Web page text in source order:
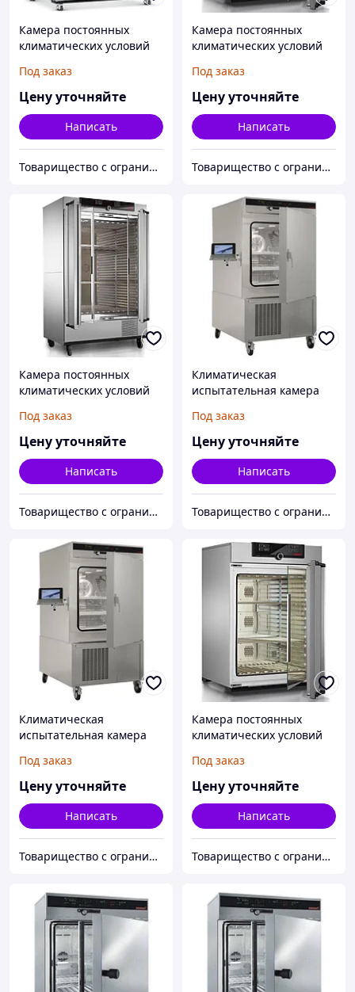
Камера постоянных
климатических условий
Memmert HPP1060
Под заказ
Цену уточняйте
Написать
Товарищество с ограниченной ответственностью "Alpha Plus"
Камера постоянных
климатических условий
Memmert HPP110
Под заказ
Цену уточняйте
Написать
Товарищество с ограниченной ответственностью "Alpha Plus"
Камера постоянных
климатических условий
Memmert HPP750
Под заказ
Цену уточняйте
Написать
Товарищество с ограниченной ответственностью "Alpha Plus"
Климатическая
испытательная камера
Под заказ
Цену уточняйте
Написать
Товарищество с ограниченной ответственностью "Alpha Plus"
Климатическая
испытательная камера
Под заказ
Цену уточняйте
Написать
Товарищество с ограниченной ответственностью "Alpha Plus"
Камера постоянных
климатических условий
Memmert HPP260
Под заказ
Цену уточняйте
Написать
Товарищество с ограниченной ответственностью "Alpha Plus"